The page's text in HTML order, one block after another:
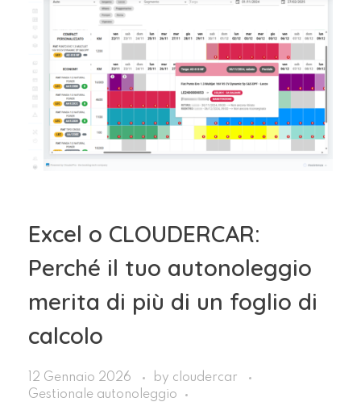
Excel o CLOUDERCAR:
Perché il tuo autonoleggio
merita di più di un foglio di
calcolo
12 Gennaio 2026 by cloudercar
Gestionale autonoleggio